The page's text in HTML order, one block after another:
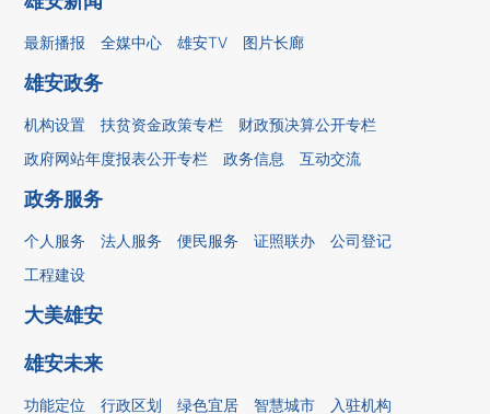
最新播报 全媒中心 雄安TV 图片长廊
雄安政务
机构设置 扶贫资金政策专栏
财政预决算公开专栏
政府网站年度报表公开专栏
政务信息 互动交流
政务服务
个人服务 法人服务 便民服务 证照联办
公司登记
工程建设
大美雄安
雄安未来
功能定位 行政区划 绿色宜居 智慧城市 入驻机构